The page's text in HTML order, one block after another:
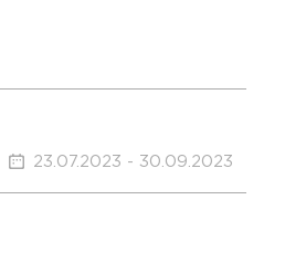
23.07.2023 - 30.09.2023